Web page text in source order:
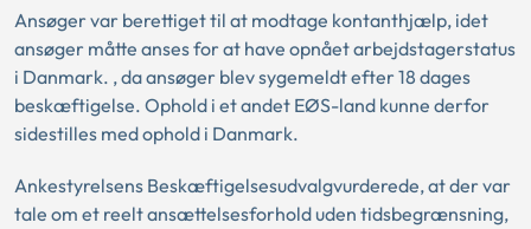
Ansøger var berettiget til at modtage kontanthjælp, idet
ansøger måtte anses for at have opnået arbejdstagerstatus
i Danmark. , da ansøger blev sygemeldt efter 18 dages
beskæftigelse. Ophold i et andet EØS-land kunne derfor
sidestilles med ophold i Danmark.
Ankestyrelsens Beskæftigelsesudvalgvurderede, at der var
tale om et reelt ansættelsesforhold uden tidsbegrænsning,